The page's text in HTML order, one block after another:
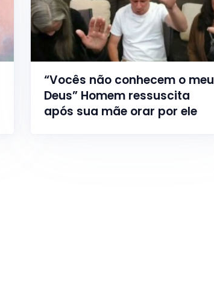
“Vocês não conhecem o meu
Deus” Homem ressuscita
após sua mãe orar por ele